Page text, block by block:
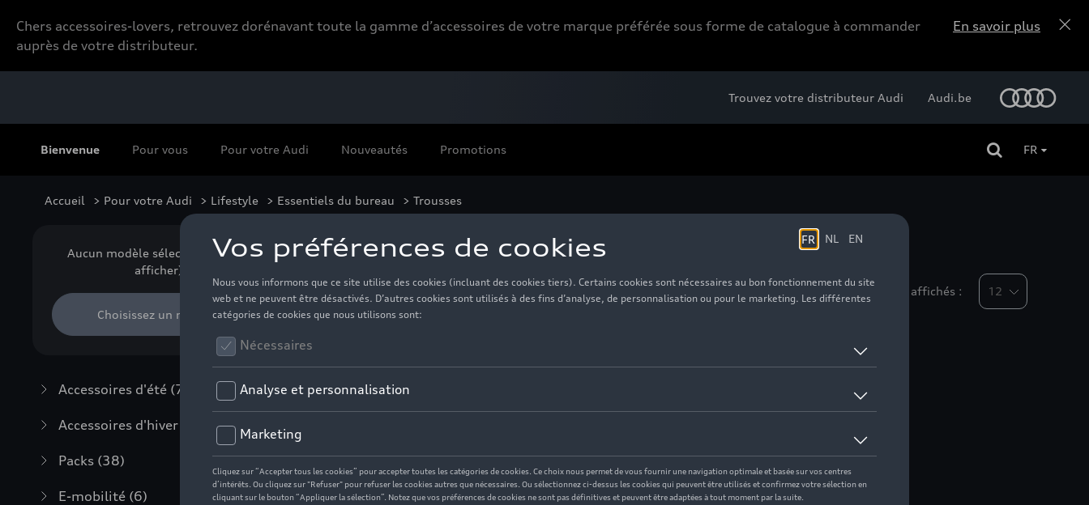
Chers accessoires-lovers, retrouvez dorénavant toute la gamme d’accessoires de votre marque préférée sous forme de catalogue à commander
auprès de votre distributeur.
En savoir plus
Bienvenue Pour vous Pour votre Audi Nouveautés Promotions
Trouvez votre distributeur Audi Audi.be
FR
Accueil > Pour votre Audi > Lifestyle > Essentiels du bureau > Trousses
Aucun modèle sélectionné (Tout
afficher)
Choisissez un modèle
Accessoires d'été (7)
Accessoires d'hiver
Packs (38)
E-mobilité (6)
Trousses
Nombre d'éléments affichés :